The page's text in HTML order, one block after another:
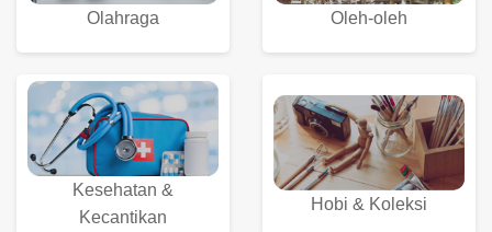
Olahraga Oleh-oleh
Kesehatan &
Kecantikan
Hobi & Koleksi